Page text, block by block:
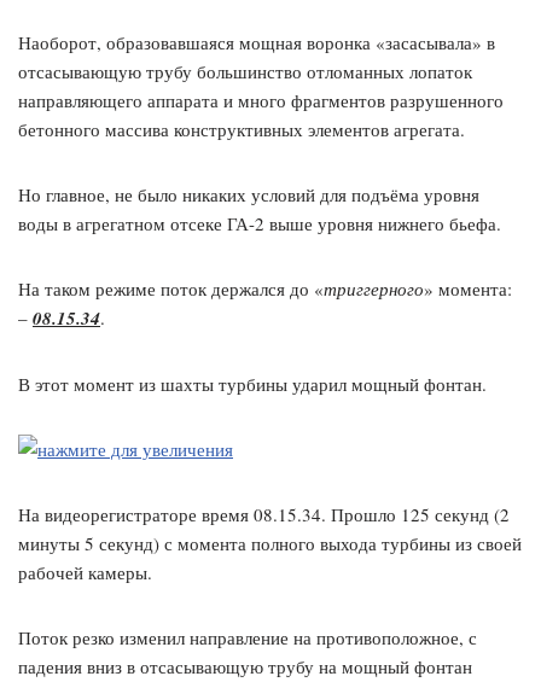
Наоборот, образовавшаяся мощная воронка «засасывала» в
отсасывающую трубу большинство отломанных лопаток
направляющего аппарата и много фрагментов разрушенного
бетонного массива конструктивных элементов агрегата.
Но главное, не было никаких условий для подъёма уровня
воды в агрегатном отсеке ГА-2 выше уровня нижнего бьефа.
На таком режиме поток держался до «триггерного» момента:
– 08.15.34.
В этот момент из шахты турбины ударил мощный фонтан.
На видеорегистраторе время 08.15.34. Прошло 125 секунд (2
минуты 5 секунд) с момента полного выхода турбины из своей
рабочей камеры.
Поток резко изменил направление на противоположное, с
падения вниз в отсасывающую трубу на мощный фонтан